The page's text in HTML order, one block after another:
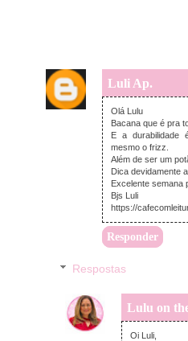
Luli Ap.
Olá Lulu
Bacana que é pra
E a durabilidade
mesmo o frizz.
Além de ser um
Dica devidamente
Excelente semana
Bjs Luli
https://
Responder
Respostas
Lulu on
Oi Luli,